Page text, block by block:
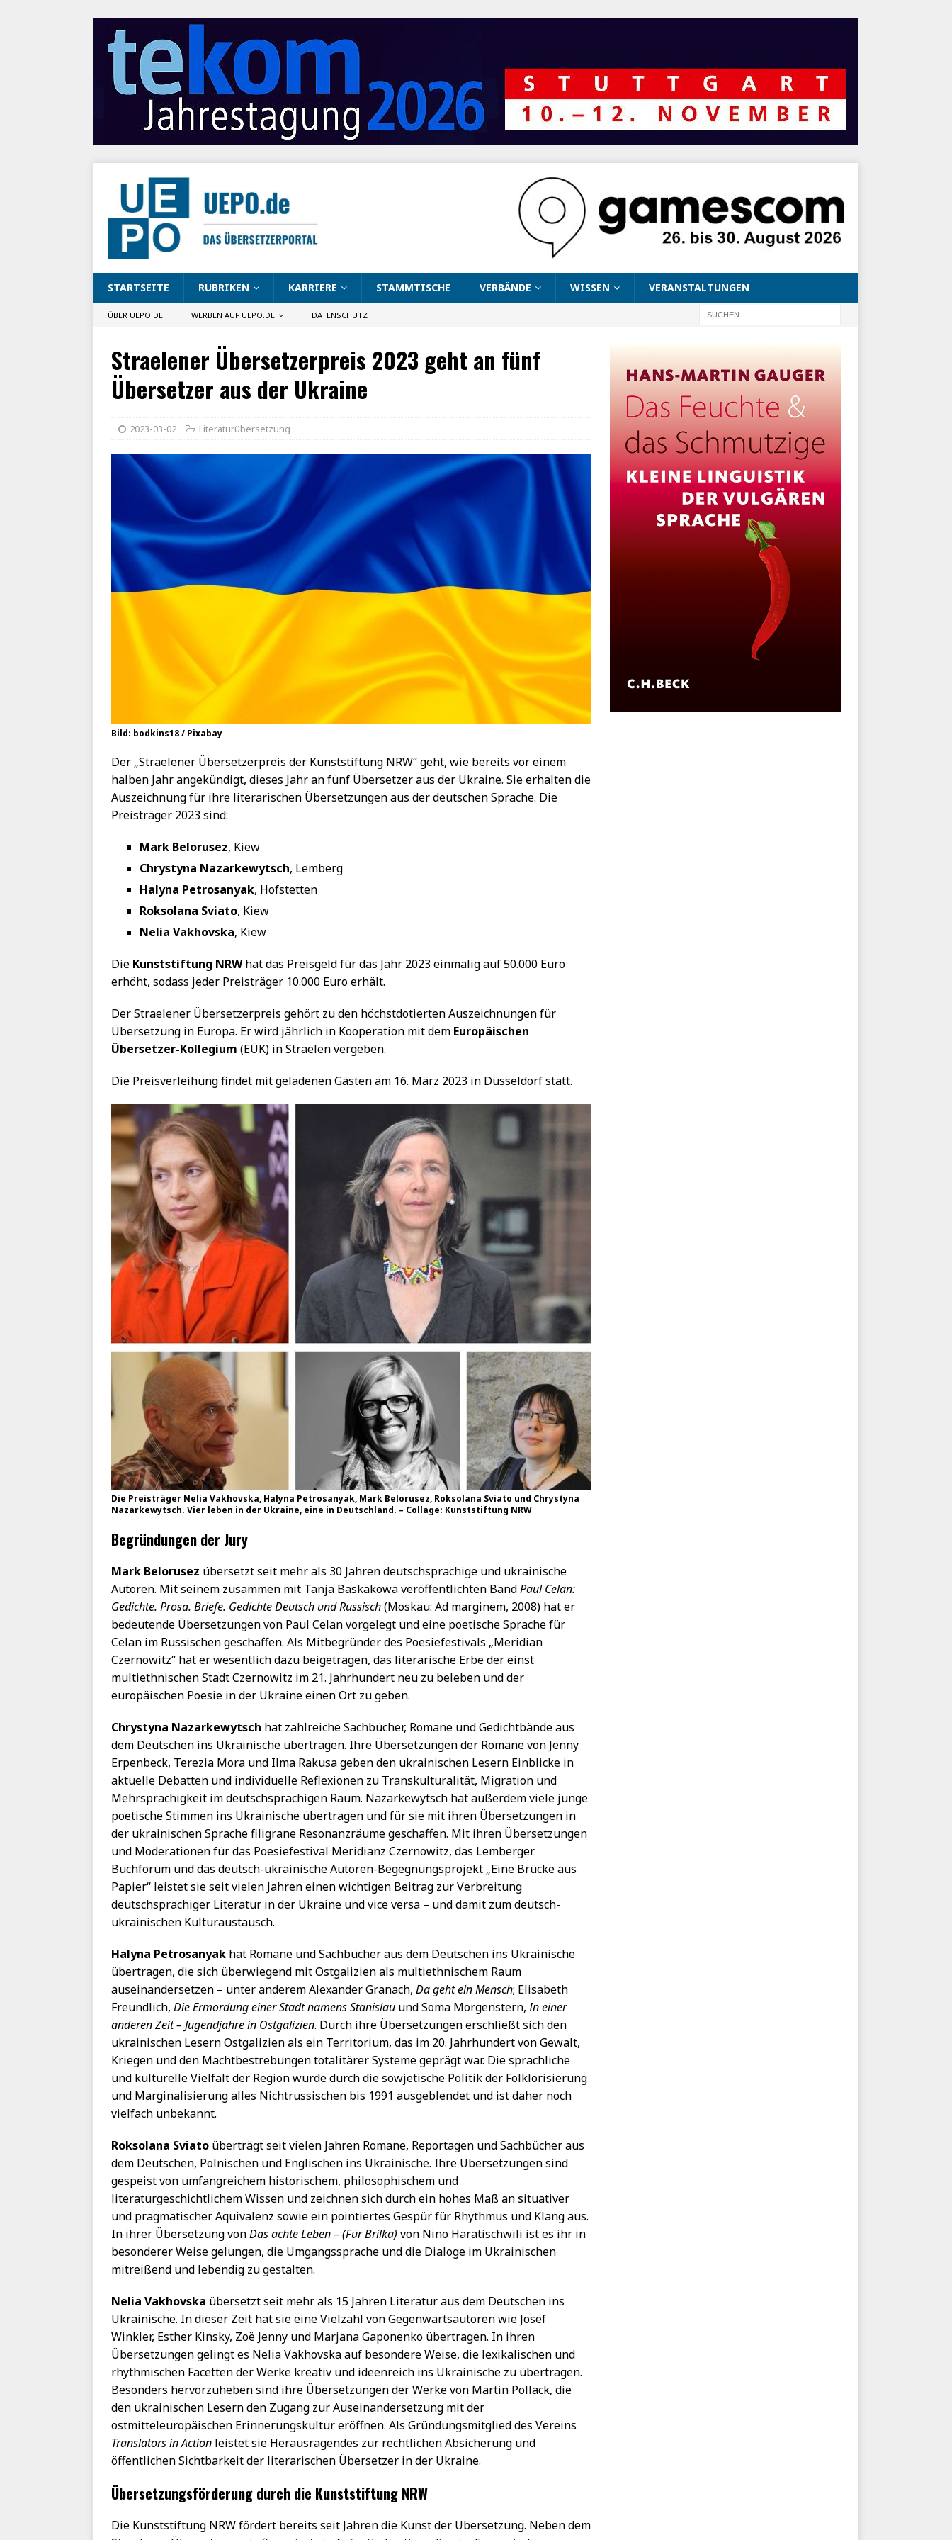
STARTSEITE RUBRIKEN KARRIERE STAMMTISCHE VERBÄNDE WISSEN VERANSTALTUNGEN
ÜBER UEPO.DE WERBEN AUF UEPO.DE DATENSCHUTZ
Straelener Übersetzerpreis 2023 geht an fünf
Übersetzer aus der Ukraine
2023-03-02 Literaturübersetzung
Bild: bodkins18 / Pixabay
Der „Straelener Übersetzerpreis der Kunststiftung NRW“ geht, wie bereits vor einem
halben Jahr angekündigt, dieses Jahr an fünf Übersetzer aus der Ukraine. Sie erhalten die
Auszeichnung für ihre literarischen Übersetzungen aus der deutschen Sprache. Die
Preisträger 2023 sind:
Mark Belorusez, Kiew
Chrystyna Nazarkewytsch, Lemberg
Halyna Petrosanyak, Hofstetten
Roksolana Sviato, Kiew
Nelia Vakhovska, Kiew
Die Kunststiftung NRWhat das Preisgeld für das Jahr 2023 einmalig auf 50.000 Euro
erhöht, sodass jeder Preisträger 10.000 Euro erhält.
Der Straelener Übersetzerpreis gehört zu den höchstdotierten Auszeichnungen für
Übersetzung in Europa. Er wird jährlich in Kooperation mit dem Europäischen
Übersetzer-Kollegium (EÜK) in Straelen vergeben.
Die Preisverleihung findet mit geladenen Gästen am 16. März 2023 in Düsseldorf statt.
Die Preisträger Nelia Vakhovska, Halyna Petrosanyak, Mark Belorusez, Roksolana Sviato und Chrystyna
Nazarkewytsch. Vier leben in der Ukraine, eine in Deutschland. – Collage: Kunststiftung NRW
Begründungen der Jury
Mark Belorusez übersetzt seit mehr als 30 Jahren deutschsprachige und ukrainische
Autoren. Mit seinem zusammen mit Tanja Baskakowa veröffentlichten BandPaul Celan:
Gedichte. Prosa. Briefe. Gedichte Deutsch und Russisch(Moskau: Ad marginem, 2008) hat er
bedeutende Übersetzungen von Paul Celan vorgelegt und eine poetische Sprache für
Celan im Russischen geschaffen. Als Mitbegründer des Poesiefestivals „Meridian
Czernowitz“ hat er wesentlich dazu beigetragen, das literarische Erbe der einst
multiethnischen Stadt Czernowitz im 21. Jahrhundert neu zu beleben und der
europäischen Poesie in der Ukraine einen Ort zu geben.
Chrystyna Nazarkewytsch hat zahlreiche Sachbücher, Romane und Gedichtbände aus
dem Deutschen ins Ukrainische übertragen. Ihre Übersetzungen der Romane von Jenny
Erpenbeck, Terezia Mora und Ilma Rakusa geben den ukrainischen Lesern Einblicke in
aktuelle Debatten und individuelle Reflexionen zu Transkulturalität, Migration und
Mehrsprachigkeit im deutschsprachigen Raum. Nazarkewytsch hat außerdem viele junge
poetische Stimmen ins Ukrainische übertragen und für sie mit ihren Übersetzungen in
der ukrainischen Sprache filigrane Resonanzräume geschaffen. Mit ihren Übersetzungen
und Moderationen für das Poesiefestival Meridianz Czernowitz, das Lemberger
Buchforum und das deutsch-ukrainische Autoren-Begegnungsprojekt „Eine Brücke aus
Papier“ leistet sie seit vielen Jahren einen wichtigen Beitrag zur Verbreitung
deutschsprachiger Literatur in der Ukraine und vice versa – und damit zum deutsch-
ukrainischen Kulturaustausch.
Halyna Petrosanyak hat Romane und Sachbücher aus dem Deutschen ins Ukrainische
übertragen, die sich überwiegend mit Ostgalizien als multiethnischem Raum
auseinandersetzen – unter anderem Alexander Granach, Da geht ein Mensch; Elisabeth
Freundlich, Die Ermordung einer Stadt namens Stanislau und Soma Morgenstern,In einer
anderen Zeit – Jugendjahre in Ostgalizien. Durch ihre Übersetzungen erschließt sich den
ukrainischen Lesern Ostgalizien als ein Territorium, das im 20. Jahrhundert von Gewalt,
Kriegen und den Machtbestrebungen totalitärer Systeme geprägt war. Die sprachliche
und kulturelle Vielfalt der Region wurde durch die sowjetische Politik der Folklorisierung
und Marginalisierung alles Nichtrussischen bis 1991 ausgeblendet und ist daher noch
vielfach unbekannt.
Roksolana Sviato überträgt seit vielen Jahren Romane, Reportagen und Sachbücher aus
dem Deutschen, Polnischen und Englischen ins Ukrainische. Ihre Übersetzungen sind
gespeist von umfangreichem historischem, philosophischem und
literaturgeschichtlichem Wissen und zeichnen sich durch ein hohes Maß an situativer
und pragmatischer Äquivalenz sowie ein pointiertes Gespür für Rhythmus und Klang aus.
In ihrer Übersetzung vonDas achte Leben – (Für Brilka) von Nino Haratischwili ist es ihr in
besonderer Weise gelungen, die Umgangssprache und die Dialoge im Ukrainischen
mitreißend und lebendig zu gestalten.
Nelia Vakhovska übersetzt seit mehr als 15 Jahren Literatur aus dem Deutschen ins
Ukrainische. In dieser Zeit hat sie eine Vielzahl von Gegenwartsautoren wie Josef
Winkler, Esther Kinsky, Zoë Jenny und Marjana Gaponenko übertragen. In ihren
Übersetzungen gelingt es Nelia Vakhovska auf besondere Weise, die lexikalischen und
rhythmischen Facetten der Werke kreativ und ideenreich ins Ukrainische zu übertragen.
Besonders hervorzuheben sind ihre Übersetzungen der Werke von Martin Pollack, die
den ukrainischen Lesern den Zugang zur Auseinandersetzung mit der
ostmitteleuropäischen Erinnerungskultur eröffnen. Als Gründungsmitglied des Vereins
Translators in Action leistet sie Herausragendes zur rechtlichen Absicherung und
öffentlichen Sichtbarkeit der literarischen Übersetzer in der Ukraine.
Übersetzungsförderung durch die Kunststiftung NRW
Die Kunststiftung NRW fördert bereits seit Jahren die Kunst der Übersetzung. Neben dem